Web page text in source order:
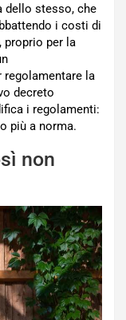
dello stesso, che
i costi di
proprio per la
regolamentare la
decreto
i regolamenti:
più a norma.
non